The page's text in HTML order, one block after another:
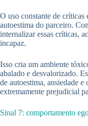
O uso constante de críticas
autoestima do parceiro.
internalizar essas críticas,
incapaz.
Isso cria um ambiente
abalado e desvalorizado.
de autoestima, ansiedade
extremamente prejudicial
Sinal 7: comportamento